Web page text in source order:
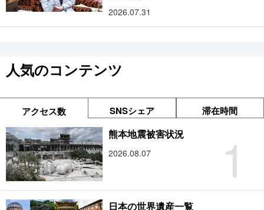
2026.07.31
人気のコンテンツ
アクセス数 SNSシェア 滞在時間
1
熊本地震被害状況
2026.08.07
日本の世界遺産一覧